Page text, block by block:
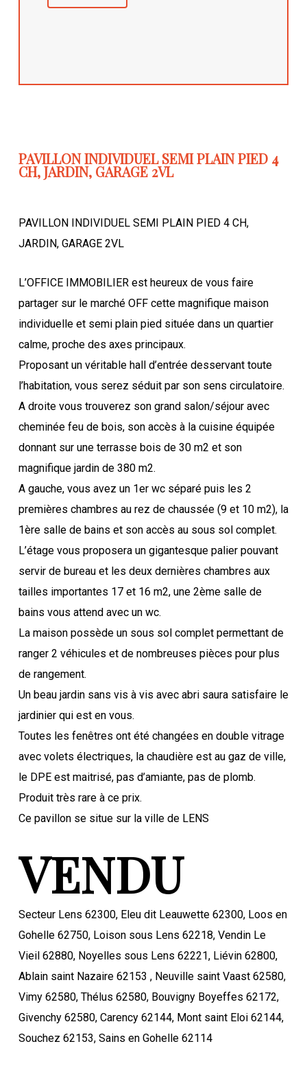
PAVILLON INDIVIDUEL SEMI PLAIN PIED 4
CH, JARDIN, GARAGE 2VL
PAVILLON INDIVIDUEL SEMI PLAIN PIED 4 CH,
JARDIN, GARAGE 2VL
L’OFFICE IMMOBILIER est heureux de vous faire
partager sur le marché OFF cette magnifique maison
individuelle et semi plain pied située dans un quartier
calme, proche des axes principaux.
Proposant un véritable hall d’entrée desservant toute
l’habitation, vous serez séduit par son sens circulatoire.
A droite vous trouverez son grand salon/séjour avec
cheminée feu de bois, son accès à la cuisine équipée
donnant sur une terrasse bois de 30 m2 et son
magnifique jardin de 380 m2.
A gauche, vous avez un 1er wc séparé puis les 2
premières chambres au rez de chaussée (9 et 10 m2), la
1ère salle de bains et son accès au sous sol complet.
L’étage vous proposera un gigantesque palier pouvant
servir de bureau et les deux dernières chambres aux
tailles importantes 17 et 16 m2, une 2ème salle de
bains vous attend avec un wc.
La maison possède un sous sol complet permettant de
ranger 2 véhicules et de nombreuses pièces pour plus
de rangement.
Un beau jardin sans vis à vis avec abri saura satisfaire le
jardinier qui est en vous.
Toutes les fenêtres ont été changées en double vitrage
avec volets électriques, la chaudière est au gaz de ville,
le DPE est maitrisé, pas d’amiante, pas de plomb.
Produit très rare à ce prix.
Ce pavillon se situe sur la ville de LENS
VENDU
Secteur Lens 62300, Eleu dit Leauwette 62300, Loos en
Gohelle 62750, Loison sous Lens 62218, Vendin Le
Vieil 62880, Noyelles sous Lens 62221, Liévin 62800,
Ablain saint Nazaire 62153 , Neuville saint Vaast 62580,
Vimy 62580, Thélus 62580, Bouvigny Boyeffes 62172,
Givenchy 62580, Carency 62144, Mont saint Eloi 62144,
Souchez 62153, Sains en Gohelle 62114